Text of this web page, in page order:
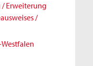
Erweiterung
/